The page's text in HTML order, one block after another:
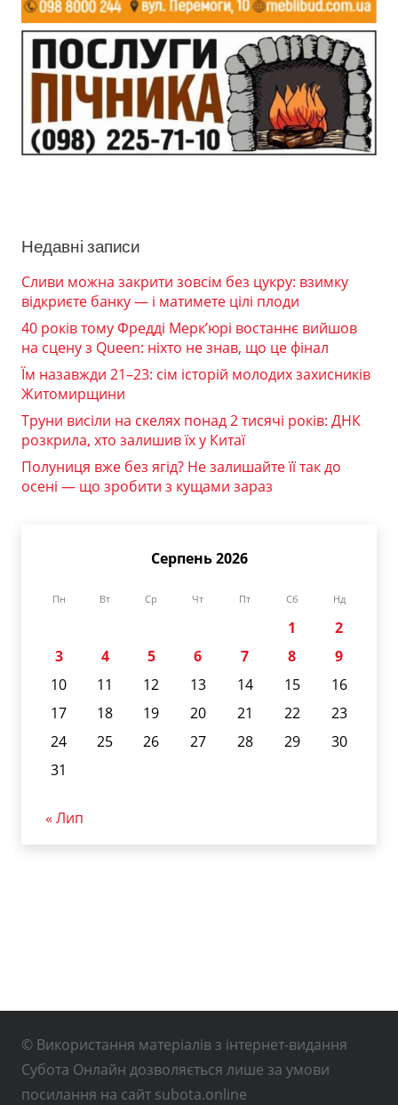
Недавні записи
Сливи можна закрити зовсім без цукру: взимку
відкриєте банку — і матимете цілі плоди
40 років тому Фредді Мерк’юрі востаннє вийшов
на сцену з Queen: ніхто не знав, що це фінал
Їм назавжди 21–23: сім історій молодих захисників
Житомирщини
Труни висіли на скелях понад 2 тисячі років: ДНК
розкрила, хто залишив їх у Китаї
Полуниця вже без ягід? Не залишайте її так до
осені — що зробити з кущами зараз
Серпень 2026
Пн Вт Ср Чт Пт Сб Нд
1
2
3
4 5 6 7 8
9
10
11 12 13 14 15
16
17
18 19 20 21 22
23
24
25 26 27 28 29
30
31
« Лип
© Використання матеріалів з інтернет-видання
Субота Онлайн дозволяється лише за умови
посилання на сайт subota.online